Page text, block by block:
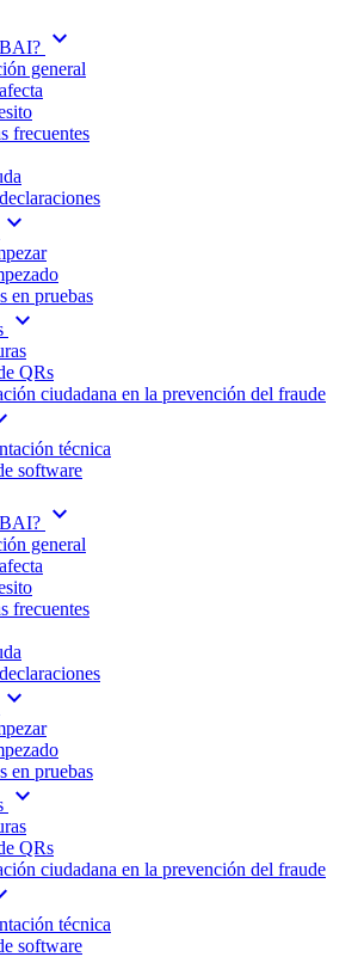
expand_more
general
frecuentes
expand_more
en pruebas
expand_more
QRs
ciudadana en la prevención del fraude
técnica
software
expand_more
general
frecuentes
expand_more
en pruebas
expand_more
QRs
ciudadana en la prevención del fraude
técnica
software